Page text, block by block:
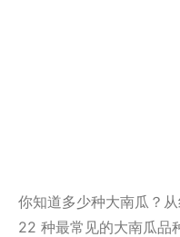
你知道多少种大南瓜？
22 种最常见的大南瓜品